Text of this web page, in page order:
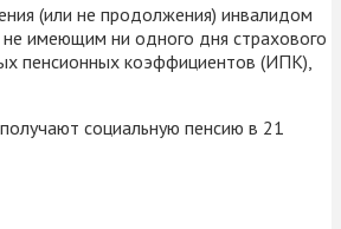
(или не продолжения) инвалидом
имеющим ни одного дня страхового
пенсионных коэффициентов (ИПК),
социальную пенсию в 21